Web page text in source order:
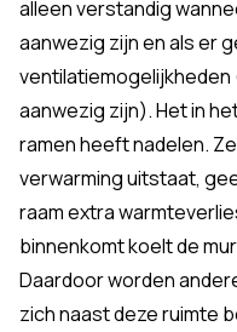
alleen verstandig
aanwezig zijn en als er
aanwezig zijn). Het in
ramen heeft nadelen.
verwarming uitstaat,
raam extra
binnenkomt koelt de
Daardoor worden
zich naast deze ruimte